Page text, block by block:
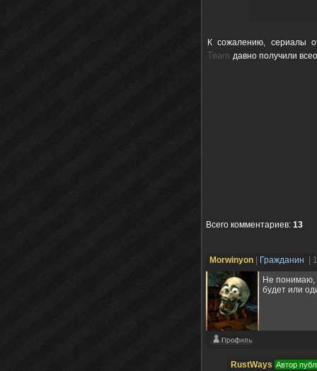
К сожалению, сериалы
Team давно получили
Всего комментариев: 13
Morwinyon Гражданин
|
Не понимаю,
будет или
RustWays Автор